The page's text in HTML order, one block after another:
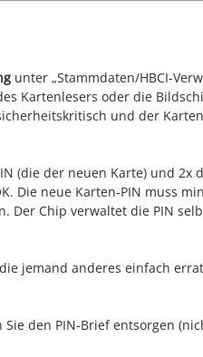
unter „Stammdaten/HBCI-
Kartenlesers oder die
und der
(die der neuen Karte) und 2x
Die neue Karten-PIN muss
Der Chip verwaltet die PIN
jemand anderes einfach
den PIN-Brief entsorgen